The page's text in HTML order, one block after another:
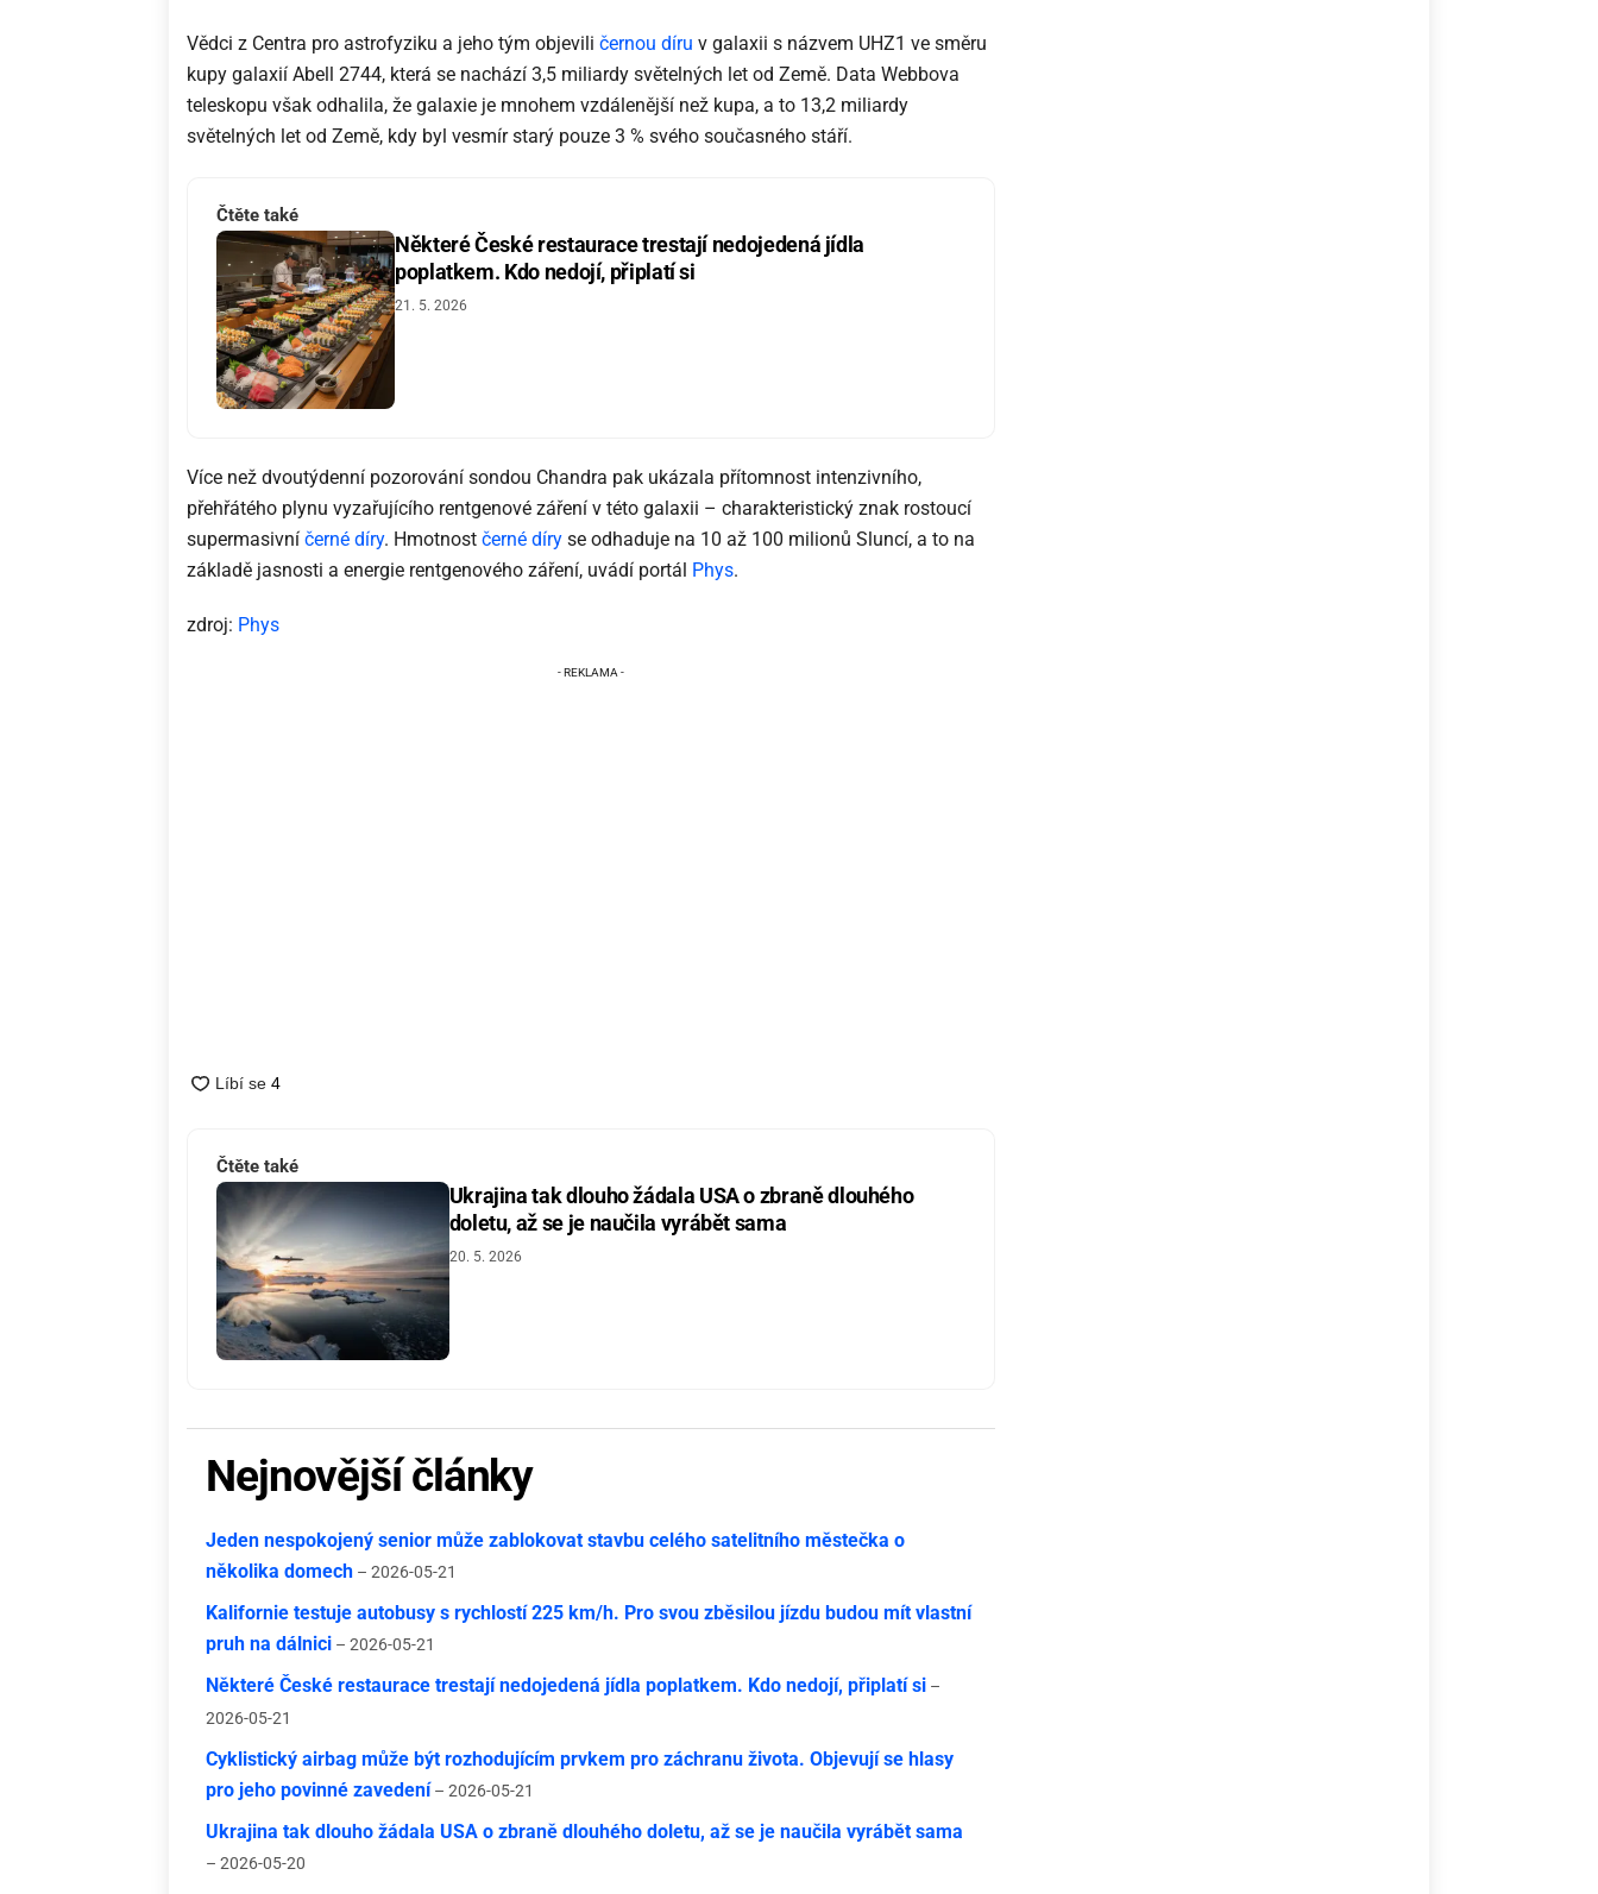
Vědci z Centra pro astrofyziku a jeho tým objevili černou díru v galaxii s názvem UHZ1 ve směru
kupy galaxií Abell 2744, která se nachází 3,5 miliardy světelných let od Země. Data Webbova
teleskopu však odhalila, že galaxie je mnohem vzdálenější než kupa, a to 13,2 miliardy
světelných let od Země, kdy byl vesmír starý pouze 3 % svého současného stáří.
Čtěte také
Některé České restaurace trestají nedojedená jídla
poplatkem. Kdo nedojí, připlatí si
21. 5. 2026
Více než dvoutýdenní pozorování sondou Chandra pak ukázala přítomnost intenzivního,
přehřátého plynu vyzařujícího rentgenové záření v této galaxii – charakteristický znak rostoucí
supermasivní černé díry. Hmotnost černé díry se odhaduje na 10 až 100 milionů Sluncí, a to na
základě jasnosti a energie rentgenového záření, uvádí portál Phys.
zdroj: Phys
Čtěte také
Ukrajina tak dlouho žádala USA o zbraně dlouhého
doletu, až se je naučila vyrábět sama
20. 5. 2026
Nejnovější články
Jeden nespokojený senior může zablokovat stavbu celého satelitního městečka o
několika domech – 2026-05-21
Kalifornie testuje autobusy s rychlostí 225 km/h. Pro svou zběsilou jízdu budou mít vlastní
pruh na dálnici – 2026-05-21
Některé České restaurace trestají nedojedená jídla poplatkem. Kdo nedojí, připlatí si –
2026-05-21
Cyklistický airbag může být rozhodujícím prvkem pro záchranu života. Objevují se hlasy
pro jeho povinné zavedení – 2026-05-21
Ukrajina tak dlouho žádala USA o zbraně dlouhého doletu, až se je naučila vyrábět sama
– 2026-05-20